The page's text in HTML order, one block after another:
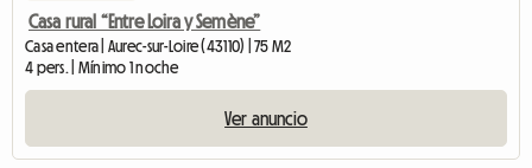
Casa rural “Entre Loira y Semène”
Casa entera | Aurec-sur-Loire (43110) | 75 M2
4 pers. | Mínimo 1 noche
Ver anuncio